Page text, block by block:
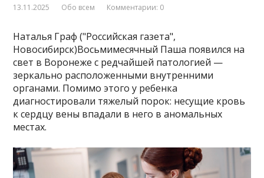
13.11.2025 Обо всем Комментарии: 0
Наталья Граф ("Российская газета",
Новосибирск)Восьмимесячный Паша появился на
свет в Воронеже с редчайшей патологией —
зеркально расположенными внутренними
органами. Помимо этого у ребенка
диагностировали тяжелый порок: несущие кровь
к сердцу вены впадали в него в аномальных
местах.